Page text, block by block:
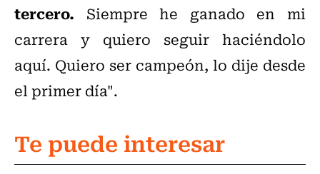
tercero. Siempre he ganado en mi
carrera y quiero seguir haciéndolo
aquí. Quiero ser campeón, lo dije desde
el primer día".
Te puede interesar